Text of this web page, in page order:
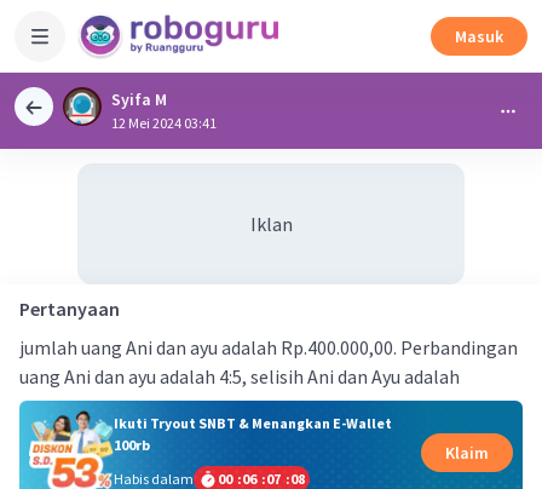
Masuk
Syifa M
12 Mei 2024 03:41
Iklan
Pertanyaan
jumlah uang Ani dan ayu adalah Rp.400.000,00. Perbandingan
uang Ani dan ayu adalah 4:5, selisih Ani dan Ayu adalah
Ikuti Tryout SNBT & Menangkan E-Wallet
100rb
Habis dalam
00 :06 :07 :08
Klaim